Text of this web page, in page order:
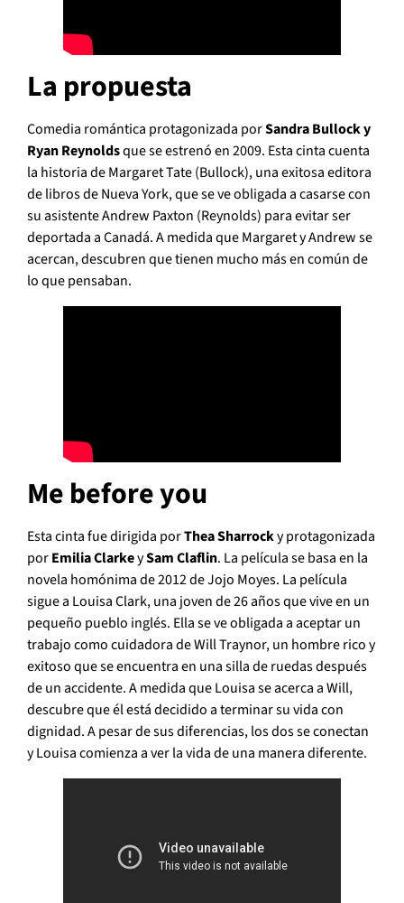
La propuesta
Comedia romántica protagonizada porSandra Bullock y
Ryan Reynoldsque se estrenó en 2009. Esta cinta cuenta
la historia de Margaret Tate (Bullock), una exitosa editora
de libros de Nueva York, que se ve obligada a casarse con
su asistente Andrew Paxton (Reynolds) para evitar ser
deportada a Canadá. A medida que Margaret y Andrew se
acercan, descubren que tienen mucho más en común de
lo que pensaban.
Me before you
Esta cinta fue dirigida porThea Sharrocky protagonizada
porEmilia ClarkeySam Claflin. La película se basa en la
novela homónima de 2012 de Jojo Moyes. La película
sigue a Louisa Clark, una joven de 26 años que vive en un
pequeño pueblo inglés. Ella se ve obligada a aceptar un
trabajo como cuidadora de Will Traynor, un hombre rico y
exitoso que se encuentra en una silla de ruedas después
de un accidente. A medida que Louisa se acerca a Will,
descubre que él está decidido a terminar su vida con
dignidad. A pesar de sus diferencias, los dos se conectan
y Louisa comienza a ver la vida de una manera diferente.